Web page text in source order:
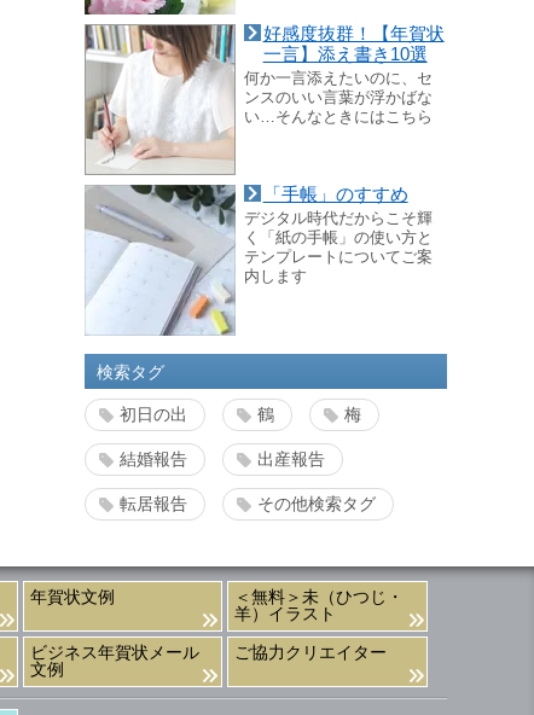
好感度抜群！【年賀状
一言】添え書き10選
何か一言添えたいのに、セ
ンスのいい言葉が浮かばな
い…そんなときにはこちら
「手帳」のすすめ
デジタル時代だからこそ輝
く「紙の手帳」の使い方と
テンプレートについてご案
内します
検索タグ
初日の出 鶴 梅
結婚報告 出産報告
転居報告 その他検索タグ
年賀状文例
＜無料＞未（ひつじ・
羊）イラスト
ビジネス年賀状メール
文例
ご協力クリエイター